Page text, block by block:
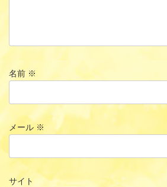
名前 ※
メール ※
サイト